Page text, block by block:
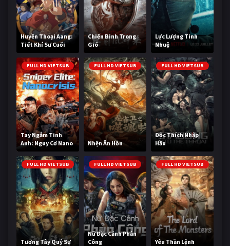
Huyền Thoại Aang:
Tiết Khí Sư Cuối
Cùng
Chiến Binh Trong
Gió
Lực Lượng Tinh
Nhuệ
FULL HD VIETSUB
Tay Ngắm Tinh
Anh: Nguy Cơ Nano
FULL HD VIETSUB
Nhện Ăn Hồn
FULL HD VIETSUB
Độc Thích Nhập
Hầu
FULL HD VIETSUB
Tương Tây Quỷ Sự
FULL HD VIETSUB
Nữ Đặc Cảnh Phản
Công
FULL HD VIETSUB
Yêu Thần Lệnh